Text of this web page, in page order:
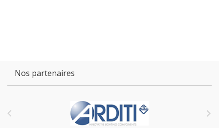
Nos partenaires
 